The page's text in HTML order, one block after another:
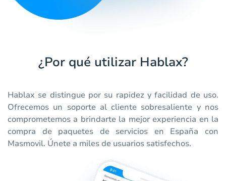
¿Por qué utilizar Hablax?
Hablax se distingue por su rapidez y facilidad de uso.
Ofrecemos un soporte al cliente sobresaliente y nos
comprometemos a brindarte la mejor experiencia en la
compra de paquetes de servicios en España con
Masmovil. Únete a miles de usuarios satisfechos.